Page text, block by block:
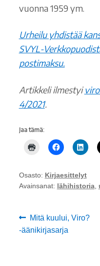
vuonna 1959 ym.
Urheilu yhdistää
SVYL-
postimaksu.
Artikkeli ilmestyi
4/2021.
Jaa tämä:
Osasto: Kirjaesittelyt
Avainsanat: lähihistoria,
Artikkelien
selaus
Edellinen
artikkeli
Mitä kuului, Viro?
-äänikirjasarja